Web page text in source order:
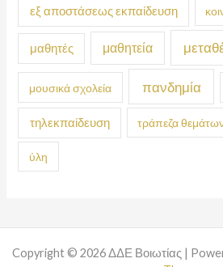
εξ αποστάσεως εκπαίδευση
μαθητές μαθητεία
μουσικά σχολεία πανδημία
τηλεκπαίδευση τράπεζα
ύλη
Copyright © 2026 ΔΔΕ Βοιωτίας |